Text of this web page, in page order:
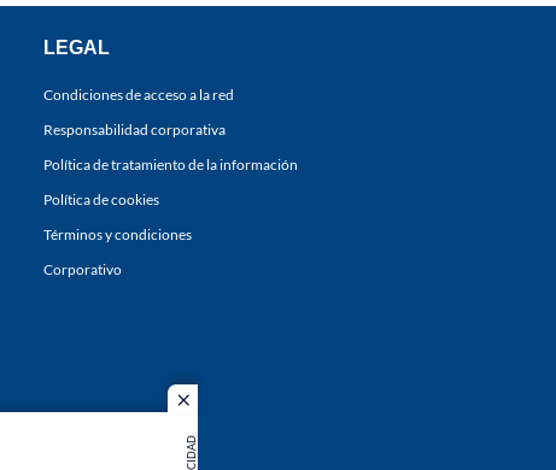
close
LEGAL
Condiciones de acceso a la red
Responsabilidad corporativa
Política de tratamiento de la información
Política de cookies
Términos y condiciones
Corporativo